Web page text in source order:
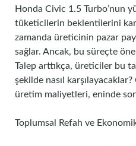
Honda Civic 1.5 Turbo’nun
tüketicilerin beklentilerini
zamanda üreticinin pazar
sağlar. Ancak, bu süreçte
Talep arttıkça, üreticiler bu
şekilde nasıl
üretim maliyetleri, eninde
Toplumsal Refah ve